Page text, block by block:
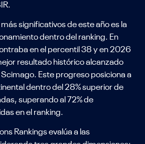
significativos de este año es la
dentro del ranking. En
en el percentil 38 y en 2026
resultado histórico alcanzado
Este progreso posiciona a
dentro del 28% superior de
superando al 72% de
en el ranking.
Rankings evalúa a las